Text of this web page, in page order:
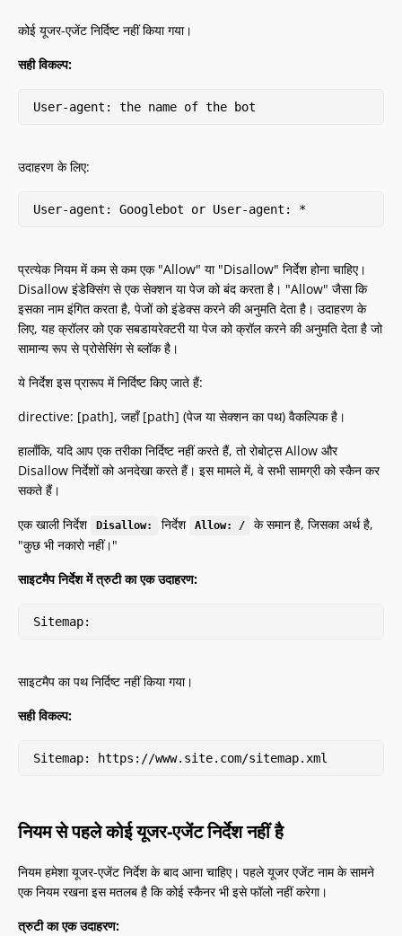
कोई यूजर-एजेंट निर्दिष्ट नहीं किया गया।
सही विकल्प:
User-agent: the name of the bot
उदाहरण के लिए:
User-agent: Googlebot or User-agent: *
प्रत्येक नियम में कम से कम एक "Allow" या "Disallow" निर्देश होना चाहिए।
Disallow इंडेक्सिंग से एक सेक्शन या पेज को बंद करता है। "Allow" जैसा कि
इसका नाम इंगित करता है, पेजों को इंडेक्स करने की अनुमति देता है। उदाहरण के
लिए, यह क्रॉलर को एक सबडायरेक्टरी या पेज को क्रॉल करने की अनुमति देता है जो
सामान्य रूप से प्रोसेसिंग से ब्लॉक है।
ये निर्देश इस प्रारूप में निर्दिष्ट किए जाते हैं:
directive: [path], जहाँ [path] (पेज या सेक्शन का पथ) वैकल्पिक है।
हालाँकि, यदि आप एक तरीका निर्दिष्ट नहीं करते हैं, तो रोबोट्स Allow और
Disallow निर्देशों को अनदेखा करते हैं। इस मामले में, वे सभी सामग्री को स्कैन कर
सकते हैं।
एक खाली निर्देश
Disallow: निर्देश Allow: /
के समान है, जिसका अर्थ है,
"कुछ भी नकारो नहीं।"
साइटमैप निर्देश में त्रुटी का एक उदाहरण:
Sitemap:
साइटमैप का पथ निर्दिष्ट नहीं किया गया।
सही विकल्प:
Sitemap: https://www.site.com/sitemap.xml
नियम से पहले कोई यूजर-एजेंट निर्देश नहीं है
नियम हमेशा यूजर-एजेंट निर्देश के बाद आना चाहिए। पहले यूजर एजेंट नाम के सामने
एक नियम रखना इस मतलब है कि कोई स्कैनर भी इसे फॉलो नहीं करेगा।
त्रुटी का एक उदाहरण: